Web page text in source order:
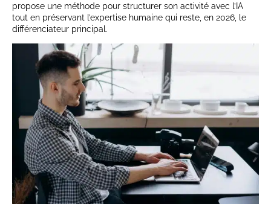
propose une méthode pour structurer son activité avec l’IA
tout en préservant l’expertise humaine qui reste, en 2026, le
différenciateur principal.